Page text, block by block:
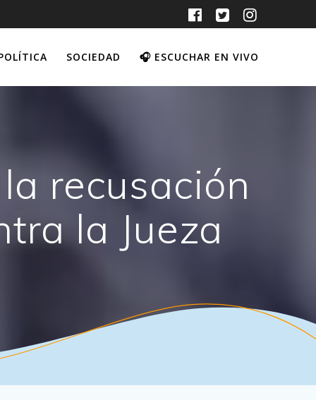
SOCIEDAD 🎧 ESCUCHAR EN VIVO
recusación
la Jueza